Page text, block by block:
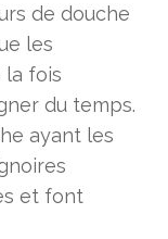
de douche
les
la fois
du temps.
ayant les
et font